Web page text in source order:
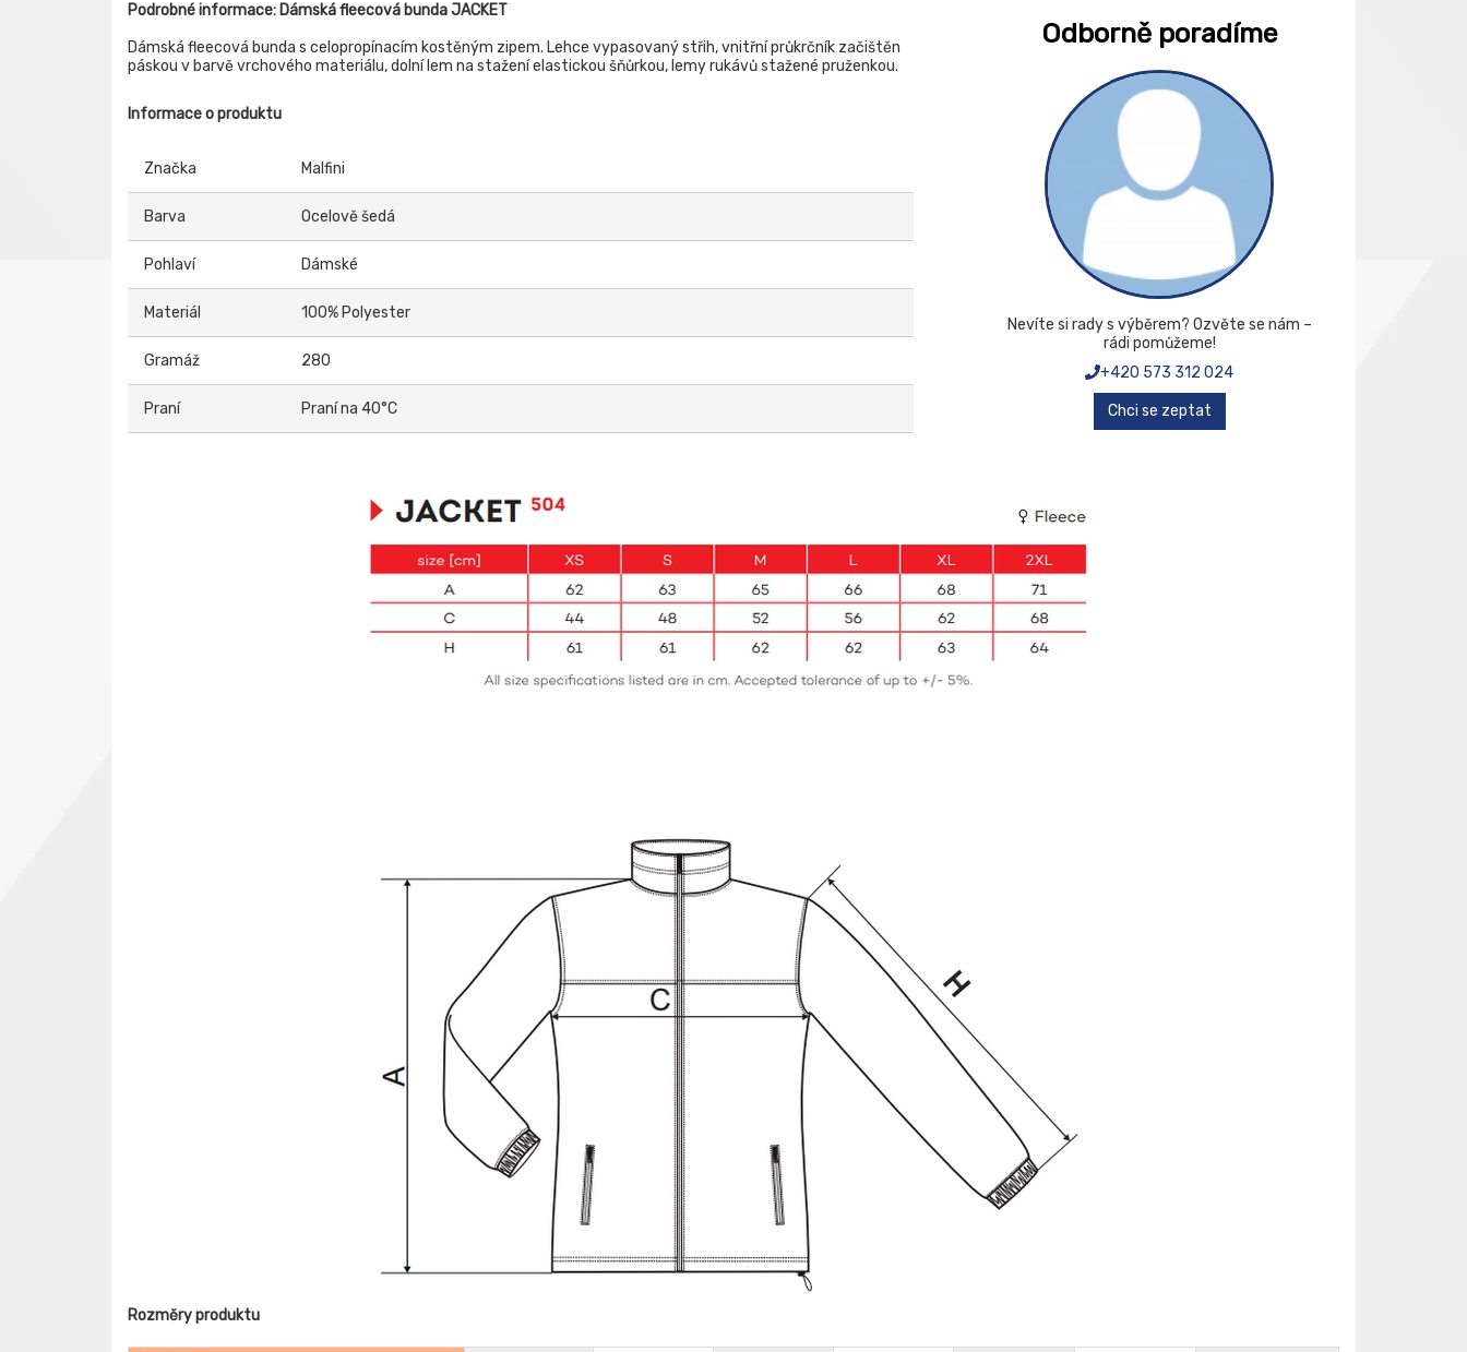
Podrobné informace: Dámská fleecová bunda JACKET
Dámská fleecová bunda s celopropínacím kostěným zipem. Lehce vypasovaný střih, vnitřní průkrčník začištěn
páskou v barvě vrchového materiálu, dolní lem na stažení elastickou šňůrkou, lemy rukávů stažené pruženkou.
Informace o produktu
Značka Malfini
Barva Ocelově šedá
Pohlaví Dámské
Materiál 100% Polyester
Gramáž 280
Praní Praní na 40°C
Odborně poradíme
Nevíte si rady s výběrem? Ozvěte se nám –
rádi pomůžeme!
+420 573 312 024
Chci se zeptat
Rozměry produktu